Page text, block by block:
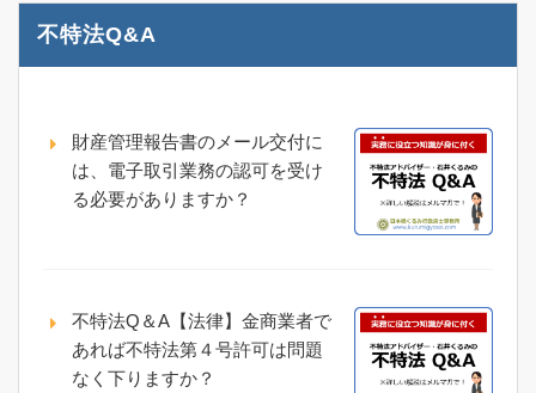
不特法Q&A
財産管理報告書のメール交付に
は、電子取引業務の認可を受け
る必要がありますか？
不特法Q＆A【法律】金商業者で
あれば不特法第４号許可は問題
なく下りますか？